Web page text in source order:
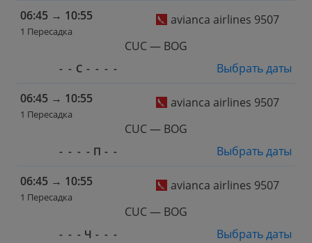
06:45 → 10:55
1 Пересадка
avianca airlines 9507
CUC — BOG
- - С - - - -
Выбрать даты
06:45 → 10:55
1 Пересадка
avianca airlines 9507
CUC — BOG
- - - - П - -
Выбрать даты
06:45 → 10:55
1 Пересадка
avianca airlines 9507
CUC — BOG
- - - Ч - - -
Выбрать даты